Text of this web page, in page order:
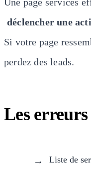
déclencher une
Si votre page
perdez des leads.
Les erreurs
Liste de